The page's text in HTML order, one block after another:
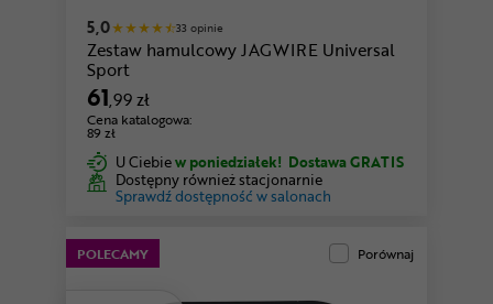
5,0 33 opinie
Zestaw hamulcowy JAGWIRE Universal
Sport
61,99 zł
Cena katalogowa:
89 zł
U Ciebiew poniedziałek! Dostawa GRATIS
Dostępny również stacjonarnie
Sprawdź dostępność w salonach
POLECAMY Porównaj